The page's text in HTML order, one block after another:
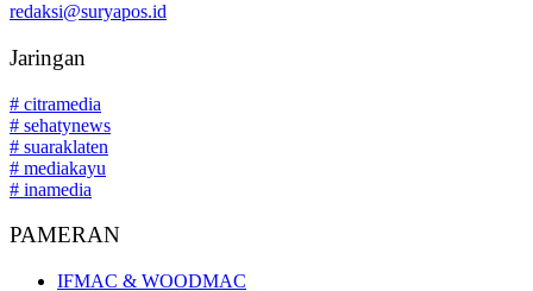
redaksi@suryapos.id
Jaringan
# citramedia
# sehatynews
# suaraklaten
# mediakayu
# inamedia
PAMERAN
IFMAC & WOODMAC